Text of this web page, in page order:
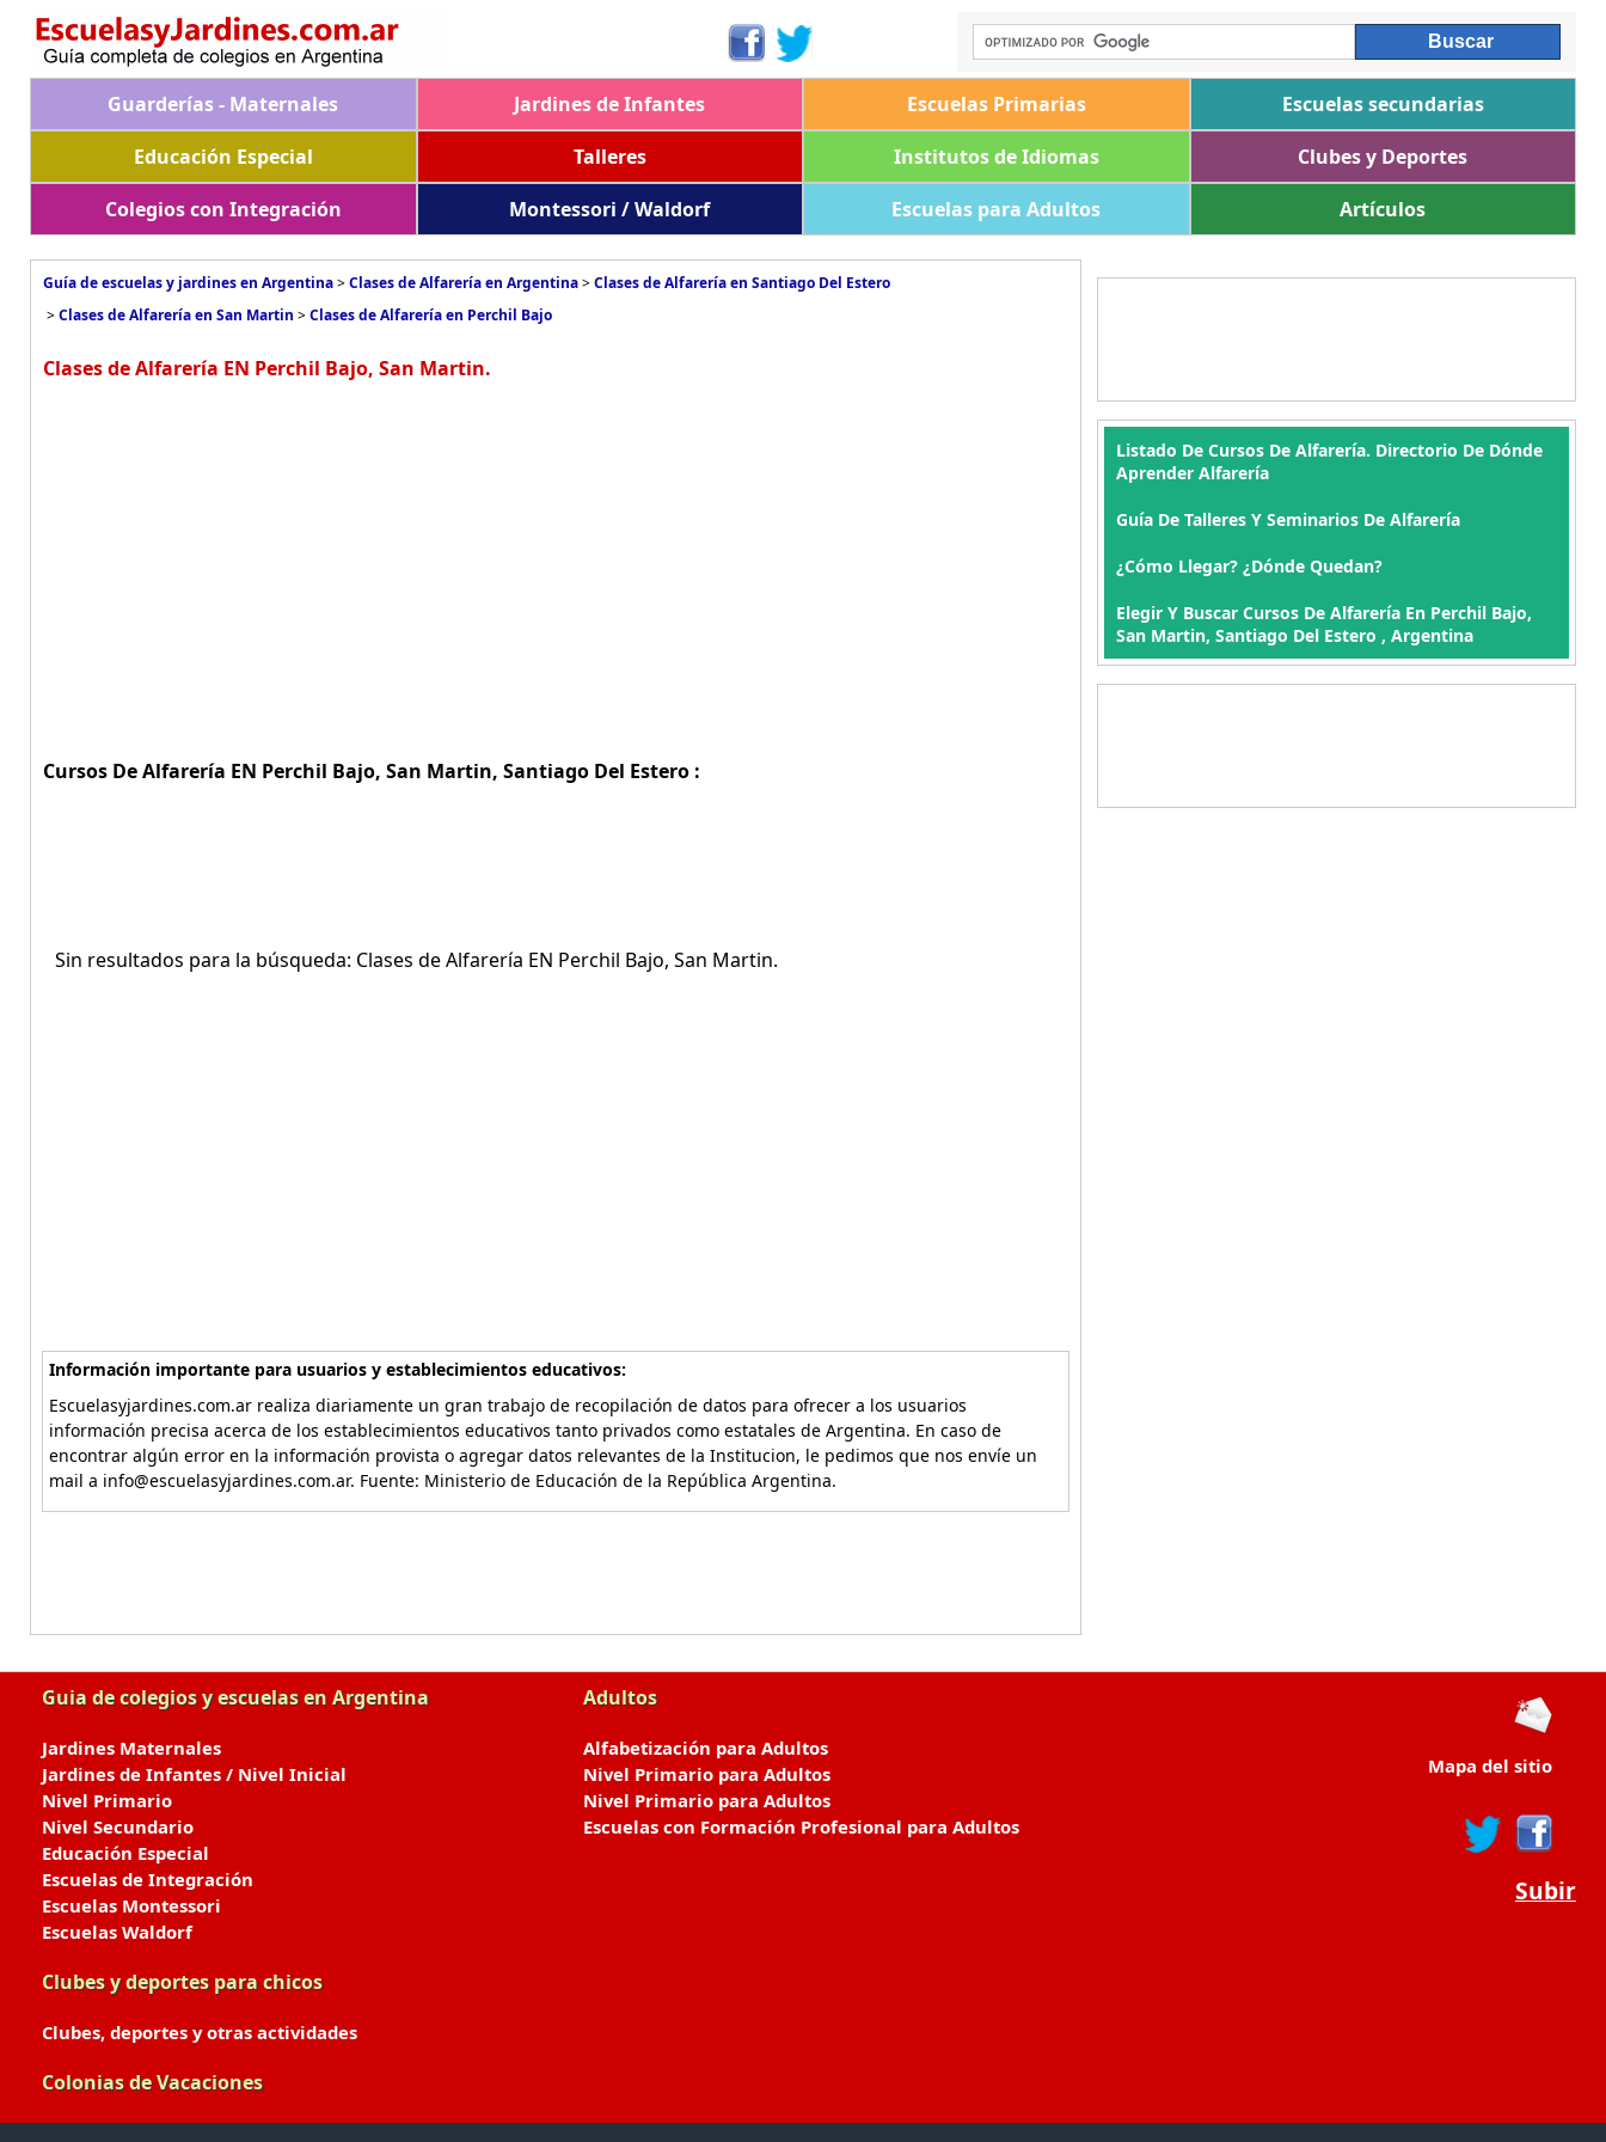
Guarderías - Maternales Jardines de Infantes Escuelas Primarias
Escuelas secundarias
Educación Especial
Talleres Institutos de Idiomas
Clubes y Deportes
Colegios con Integración
Montessori / Waldorf Escuelas para Adultos Artículos
Guía de escuelas y jardines en Argentina>Clases de Alfarería en Argentina>Clases de Alfarería en Santiago Del Estero
>Clases de Alfarería en San Martin >Clases de Alfarería en Perchil Bajo
Clases de Alfarería EN Perchil Bajo, San Martin.
Cursos De Alfarería EN Perchil Bajo, San Martin, Santiago Del Estero :
Sin resultados para la búsqueda: Clases de Alfarería EN Perchil Bajo, San Martin.
Información importante para usuarios y establecimientos educativos:
Escuelasyjardines.com.ar realiza diariamente un gran trabajo de recopilación de datos para ofrecer a los usuarios
información precisa acerca de los establecimientos educativos tanto privados como estatales de Argentina. En caso de
encontrar algún error en la información provista o agregar datos relevantes de la Institucion, le pedimos que nos envíe un
mail a info@escuelasyjardines.com.ar. Fuente: Ministerio de Educación de la República Argentina.
Listado De Cursos De Alfarería. Directorio De Dónde
Aprender Alfarería
Guía De Talleres Y Seminarios De Alfarería
¿Cómo Llegar? ¿Dónde Quedan?
Elegir Y Buscar Cursos De Alfarería En Perchil Bajo,
San Martin, Santiago Del Estero , Argentina
Guia de colegios y escuelas en Argentina
Jardines Maternales
Jardines de Infantes / Nivel Inicial
Nivel Primario
Nivel Secundario
Educación Especial
Escuelas de Integración
Escuelas Montessori
Escuelas Waldorf
Clubes y deportes para chicos
Clubes, deportes y otras actividades
Colonias de Vacaciones
Adultos
Alfabetización para Adultos
Nivel Primario para Adultos
Nivel Primario para Adultos
Escuelas con Formación Profesional para Adultos
Mapa del sitio
Subir